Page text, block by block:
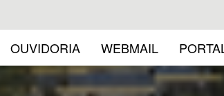
OUVIDORIA WEBMAIL